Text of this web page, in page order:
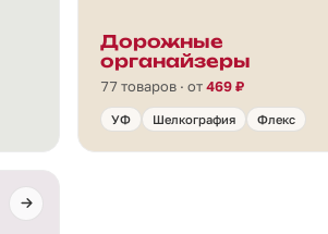
Дорожные
органайзеры
77 товаров · от469 ₽
УФ Шелкография Флекс